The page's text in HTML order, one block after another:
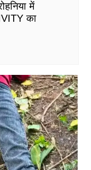
में
का